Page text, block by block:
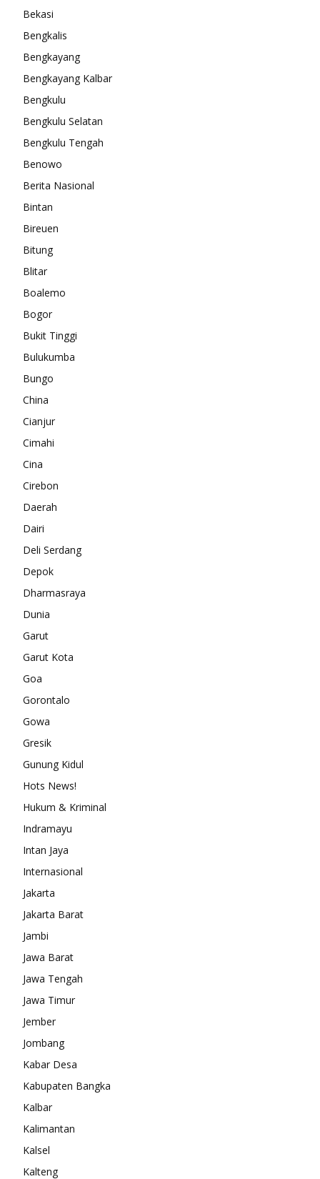
Bekasi
Bengkalis
Bengkayang
Bengkayang Kalbar
Bengkulu
Bengkulu Selatan
Bengkulu Tengah
Benowo
Berita Nasional
Bintan
Bireuen
Bitung
Blitar
Boalemo
Bogor
Bukit Tinggi
Bulukumba
Bungo
China
Cianjur
Cimahi
Cina
Cirebon
Daerah
Dairi
Deli Serdang
Depok
Dharmasraya
Dunia
Garut
Garut Kota
Goa
Gorontalo
Gowa
Gresik
Gunung Kidul
Hots News!
Hukum & Kriminal
Indramayu
Intan Jaya
Internasional
Jakarta
Jakarta Barat
Jambi
Jawa Barat
Jawa Tengah
Jawa Timur
Jember
Jombang
Kabar Desa
Kabupaten Bangka
Kalbar
Kalimantan
Kalsel
Kalteng